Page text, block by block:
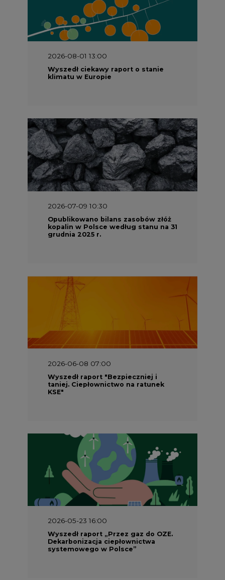
2026-08-01 13:00
Wyszedł ciekawy raport o stanie
klimatu w Europie
2026-07-09 10:30
Opublikowano bilans zasobów złóż
kopalin w Polsce według stanu na 31
grudnia 2025 r.
2026-06-08 07:00
Wyszedł raport "Bezpieczniej i
taniej. Ciepłownictwo na ratunek
KSE"
2026-05-23 16:00
Wyszedł raport „Przez gaz do OZE.
Dekarbonizacja ciepłownictwa
systemowego w Polsce”